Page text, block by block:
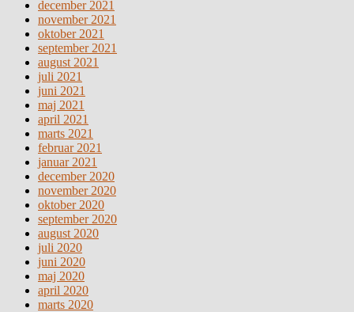
december 2021
november 2021
oktober 2021
september 2021
august 2021
juli 2021
juni 2021
maj 2021
april 2021
marts 2021
februar 2021
januar 2021
december 2020
november 2020
oktober 2020
september 2020
august 2020
juli 2020
juni 2020
maj 2020
april 2020
marts 2020